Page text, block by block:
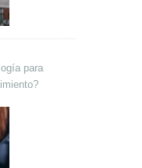
para